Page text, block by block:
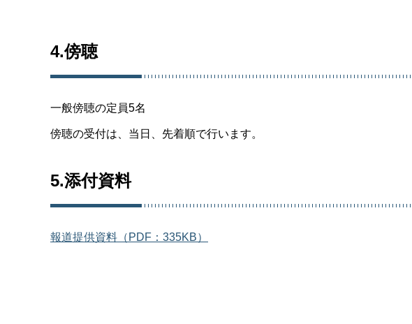
4.傍聴
一般傍聴の定員5名
傍聴の受付は、当日、先着順で行います。
5.添付資料
報道提供資料（PDF：335KB）